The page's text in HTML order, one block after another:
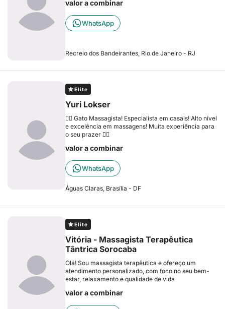
valor a combinar
WhatsApp
Recreio dos Bandeirantes, Rio de Janeiro - RJ
Elite
Yuri Lokser
❤️‍🔥 Gato Massagista! Especialista em casais! Alto nível
e excelência em massagens! Muita experiência para
o seu prazer ❤️‍🔥
valor a combinar
WhatsApp
Águas Claras, Brasília - DF
Elite
Vitória - Massagista Terapêutica
Tântrica Sorocaba
Olá! Sou massagista terapêutica e ofereço um
atendimento personalizado, com foco no seu bem-
estar, relaxamento e qualidade de vida
valor a combinar